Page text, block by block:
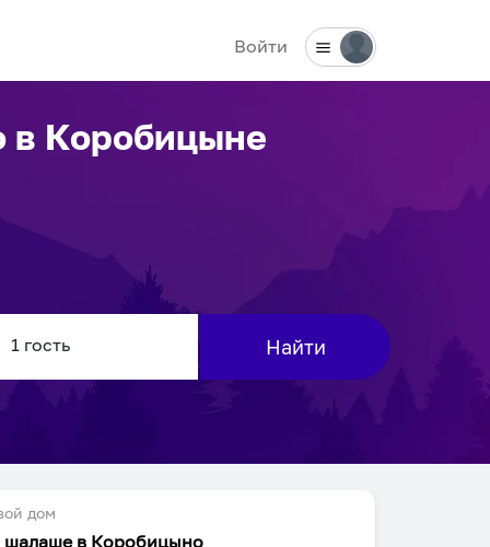
Войти
в Коробицыне
Найти
дом
шалаше в Коробицыно